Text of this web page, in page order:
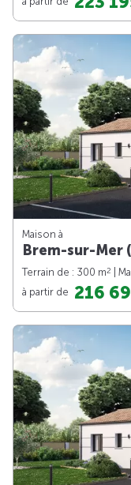
Maison à
Brem-sur-Mer
Terrain de : 300 m2 |
à partir de 216